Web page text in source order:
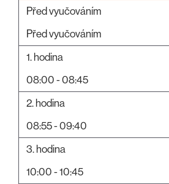
Před vyučováním
Před vyučováním
1. hodina
08:00 - 08:45
2. hodina
08:55 - 09:40
3. hodina
10:00 - 10:45